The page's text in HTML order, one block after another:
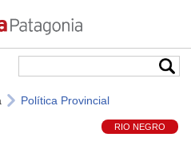
Política Provincial
RIO NEGRO